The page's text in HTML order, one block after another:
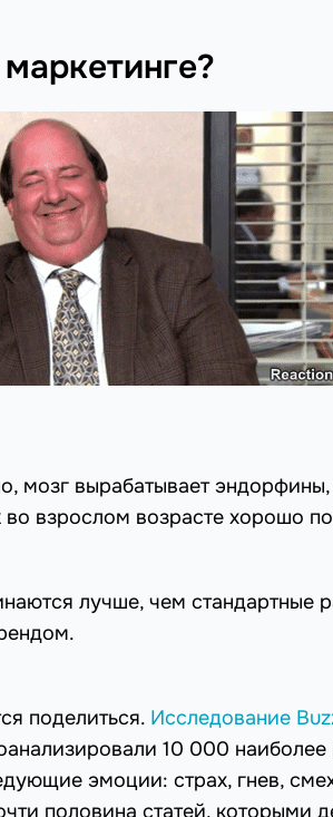
мозг вырабатывает эндорфины,
во взрослом возрасте хорошо
лучше, чем стандартные
поделиться. Исследование
10 000
эмоции: страх, гнев,
половина статей, которыми